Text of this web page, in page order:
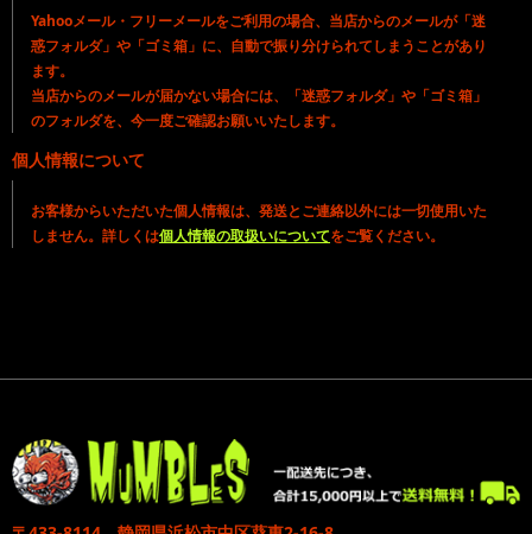
Yahooメール・フリーメールをご利用の場合、当店からのメールが「迷
惑フォルダ」や「ゴミ箱」に、自動で振り分けられてしまうことがあり
ます。
当店からのメールが届かない場合には、「迷惑フォルダ」や「ゴミ箱」
のフォルダを、今一度ご確認お願いいたします。
個人情報について
お客様からいただいた個人情報は、発送とご連絡以外には一切使用いた
しません。詳しくは個人情報の取扱いについてをご覧ください。